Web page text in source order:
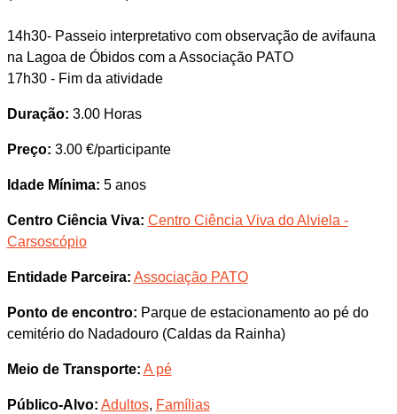
14h30- Passeio interpretativo com observação de avifauna
na Lagoa de Óbidos com a Associação PATO
17h30 - Fim da atividade
Duração: 3.00 Horas
Preço: 3.00 €/participante
Idade Mínima: 5 anos
Centro Ciência Viva: Centro Ciência Viva do Alviela -
Carsoscópio
Entidade Parceira: Associação PATO
Ponto de encontro: Parque de estacionamento ao pé do
cemitério do Nadadouro (Caldas da Rainha)
Meio de Transporte: A pé
Público-Alvo: Adultos, Famílias